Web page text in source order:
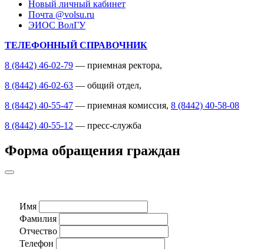
Новый личный кабинет
Почта @volsu.ru
ЭИОС ВолГУ
ТЕЛЕФОННЫЙ СПРАВОЧНИК
8 (8442) 46-02-79 — приемная ректора,
8 (8442) 46-02-63 — общий отдел,
8 (8442) 40-55-47 — приемная комиссия, 8 (8442) 40-58-08
8 (8442) 40-55-12 — пресс-служба
Форма обращения граждан
Имя
Фамилия
Отчество
Телефон